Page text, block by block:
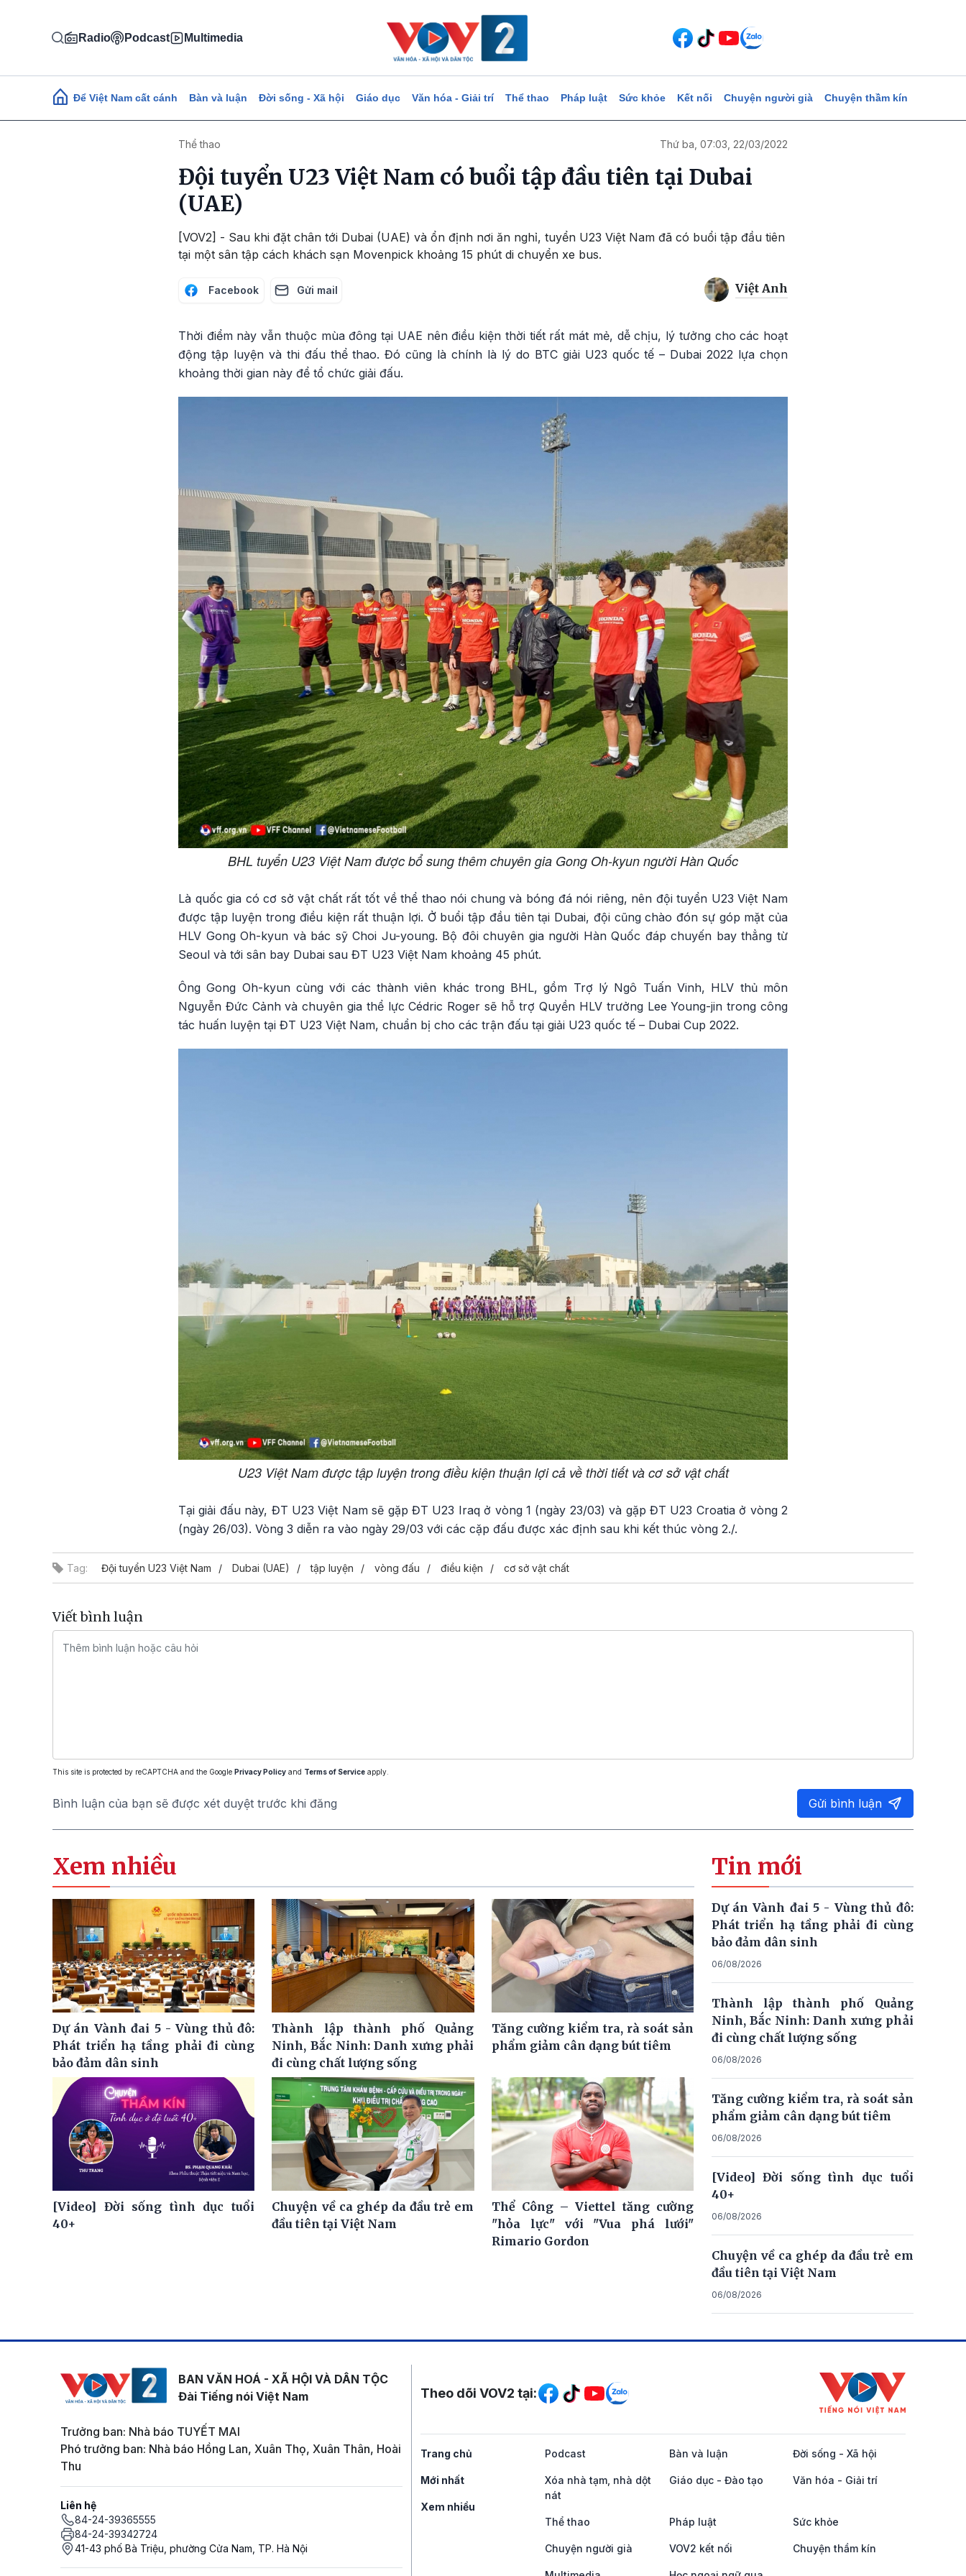
Radio Podcast Multimedia
Main navigation
Để Việt Nam cất cánh Bàn và luận Đời sống - Xã hội Giáo dục Văn hóa - Giải trí Thể thao Pháp luật Sức khỏe Kết nối Chuyện người già Chuyện thầm kín
Thể thao Thứ ba, 07:03, 22/03/2022
Đội tuyển U23 Việt Nam có buổi tập đầu tiên tại Dubai
(UAE)
[VOV2] - Sau khi đặt chân tới Dubai (UAE) và ổn định nơi ăn nghỉ, tuyển U23 Việt Nam đã có buổi tập đầu tiên
tại một sân tập cách khách sạn Movenpick khoảng 15 phút di chuyển xe bus.
Facebook Gửi mail Việt Anh
Thời điểm này vẫn thuộc mùa đông tại UAE nên điều kiện thời tiết rất mát mẻ, dễ chịu, lý tưởng cho các hoạt
động tập luyện và thi đấu thể thao. Đó cũng là chính là lý do BTC giải U23 quốc tế – Dubai 2022 lựa chọn
khoảng thời gian này để tổ chức giải đấu.
BHL tuyển U23 Việt Nam được bổ sung thêm chuyên gia Gong Oh-kyun người Hàn Quốc
Là quốc gia có cơ sở vật chất rất tốt về thể thao nói chung và bóng đá nói riêng, nên đội tuyển U23 Việt Nam
được tập luyện trong điều kiện rất thuận lợi. Ở buổi tập đầu tiên tại Dubai, đội cũng chào đón sự góp mặt của
HLV Gong Oh-kyun và bác sỹ Choi Ju-young. Bộ đôi chuyên gia người Hàn Quốc đáp chuyến bay thẳng từ
Seoul và tới sân bay Dubai sau ĐT U23 Việt Nam khoảng 45 phút.
Ông Gong Oh-kyun cùng với các thành viên khác trong BHL, gồm Trợ lý Ngô Tuấn Vinh, HLV thủ môn
Nguyễn Đức Cảnh và chuyên gia thể lực Cédric Roger sẽ hỗ trợ Quyền HLV trưởng Lee Young-jin trong công
tác huấn luyện tại ĐT U23 Việt Nam, chuẩn bị cho các trận đấu tại giải U23 quốc tế – Dubai Cup 2022.
U23 Việt Nam được tập luyện trong điều kiện thuận lợi cả về thời tiết và cơ sở vật chất
Tại giải đấu này, ĐT U23 Việt Nam sẽ gặp ĐT U23 Iraq ở vòng 1 (ngày 23/03) và gặp ĐT U23 Croatia ở vòng 2
(ngày 26/03). Vòng 3 diễn ra vào ngày 29/03 với các cặp đấu được xác định sau khi kết thúc vòng 2./.
Tag: Đội tuyển U23 Việt Nam Dubai (UAE) tập luyện vòng đấu điều kiện cơ sở vật chất
Viết bình luận
This site is protected by reCAPTCHA and the Google Privacy Policy and Terms of Service apply.
Bình luận của bạn sẽ được xét duyệt trước khi đăng Gửi bình luận
Xem nhiều
Dự án Vành đai 5 - Vùng thủ đô:
Phát triển hạ tầng phải đi cùng
bảo đảm dân sinh
Thành lập thành phố Quảng
Ninh, Bắc Ninh: Danh xưng phải
đi cùng chất lượng sống
Tăng cường kiểm tra, rà soát sản
phẩm giảm cân dạng bút tiêm
[Video] Đời sống tình dục tuổi
40+
Chuyện về ca ghép da đầu trẻ em
đầu tiên tại Việt Nam
Thể Công – Viettel tăng cường
"hỏa lực" với "Vua phá lưới"
Rimario Gordon
Tin mới
Dự án Vành đai 5 - Vùng thủ đô:
Phát triển hạ tầng phải đi cùng
bảo đảm dân sinh
06/08/2026
Thành lập thành phố Quảng
Ninh, Bắc Ninh: Danh xưng phải
đi cùng chất lượng sống
06/08/2026
Tăng cường kiểm tra, rà soát sản
phẩm giảm cân dạng bút tiêm
06/08/2026
[Video] Đời sống tình dục tuổi
40+
06/08/2026
Chuyện về ca ghép da đầu trẻ em
đầu tiên tại Việt Nam
06/08/2026
BAN VĂN HOÁ - XÃ HỘI VÀ DÂN TỘC
Đài Tiếng nói Việt Nam
Trưởng ban: Nhà báo TUYẾT MAI
Phó trưởng ban: Nhà báo Hồng Lan, Xuân Thọ, Xuân Thân, Hoài
Thu
Liên hệ
84-24-39365555
84-24-39342724
41-43 phố Bà Triệu, phường Cửa Nam, TP. Hà Nội
Mạng xã hội
Theo dõi VOV2 tại:
Trang chủ
Mới nhất
Xem nhiều
Podcast Bàn và luận Đời sống - Xã hội
Xóa nhà tạm, nhà dột
nát
Giáo dục - Đào tạo Văn hóa - Giải trí
Thể thao Pháp luật Sức khỏe
Chuyện người già VOV2 kết nối Chuyện thầm kín